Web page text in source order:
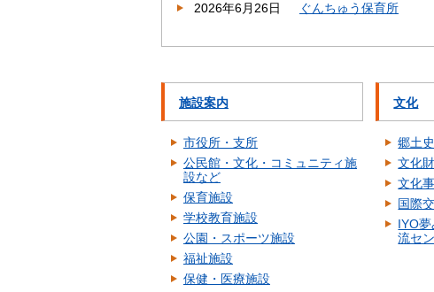
2026年6月26日
ぐんちゅう保育所
施設案内
市役所・支所
公民館・文化・コミュニティ施
設など
保育施設
学校教育施設
公園・スポーツ施設
福祉施設
保健・医療施設
文化
郷土史
文化財
文化
国際
IYO
流セ